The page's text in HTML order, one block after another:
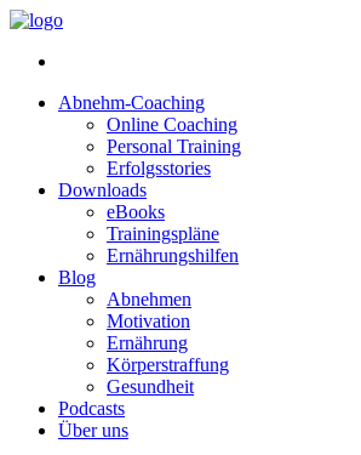
Abnehm-Coaching
Online Coaching
Personal Training
Erfolgsstories
Downloads
eBooks
Trainingspläne
Ernährungshilfen
Blog
Abnehmen
Motivation
Ernährung
Körperstraffung
Gesundheit
Podcasts
Über uns